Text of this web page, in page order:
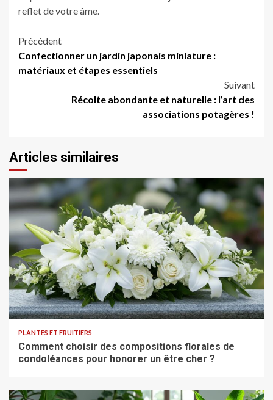
reflet de votre âme.
Navigation
d’article
Précédent
Confectionner un jardin japonais miniature :
matériaux et étapes essentiels
Suivant
Récolte abondante et naturelle : l’art des
associations potagères !
Articles similaires
PLANTES ET FRUITIERS
Comment choisir des compositions florales de
condoléances pour honorer un être cher ?